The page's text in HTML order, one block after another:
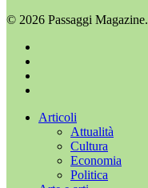
© 2026 Passaggi Magazine.
Chiudi Articoli
Attualità
Cultura
Economia
Politica